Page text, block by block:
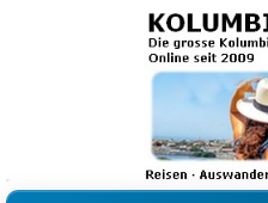
Kolumbienforum - Das
grosse Forum der
Freunde Kolumbiens
Reisen, Auswandern, Kultur, Politik,
Austausch, Erfahrungen und Gemeinschaft